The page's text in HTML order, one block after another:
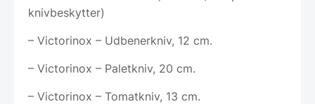
knivbeskytter)
– Victorinox – Udbenerkniv, 12 cm.
– Victorinox – Paletkniv, 20 cm.
– Victorinox – Tomatkniv, 13 cm.